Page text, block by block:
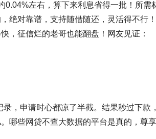
左右，算下来利息省得一批！所需
绝对靠谱，支持随借随还，灵活得不行
，征信烂的老哥也能翻盘！网友见证：
，申请时心都凉了半截。结果秒过下款
哪些网贷不查大数据的平台是真的，尊